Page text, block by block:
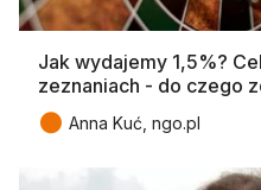
Jak wydajemy 1,5%?
zeznaniach - do czego
● Anna Kuć, ngo.pl